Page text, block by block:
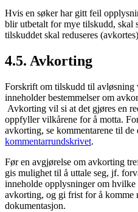
Hvis en søker har gitt feil
blir utbetalt for mye tilskudd, skal
tilskuddet skal reduseres
4.5. Avkorting
Forskrift om tilskudd til avløsning
inneholder bestemmelser om
Avkorting vil si at det gjøres en
oppfyller vilkårene for å motta.
avkorting, se kommentarene til de
kommentarrundskrivet.
Før en avgjørelse om avkorting
gis mulighet til å uttale seg, jf.
inneholde opplysninger om
avkorting, og gi frist for å komme
dokumentasjon.